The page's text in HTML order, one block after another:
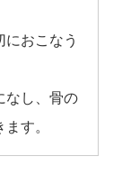
おこなう
なし、骨の
す。